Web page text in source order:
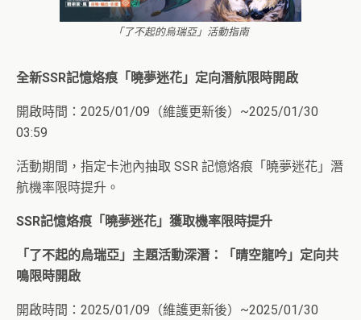
「了不起的烏瑞亞」活動指南
全新SSR記憶烙痕「曉夢迷花」定向潛航限時開啟
開啟時間：2025/01/09（維護更新後）~2025/01/30
03:59
活動期間，指定卡池內抽取 SSR 記憶烙痕「曉夢迷花」潛
航機率限時提升。
SSR記憶烙痕「曉夢迷花」獲取機率限時提升
「了不起的烏瑞亞」主題活動深潛：「 晴空龍吟 」定向共
鳴限時開啟
開啟時間：2025/01/09（維護更新後）~2025/01/30